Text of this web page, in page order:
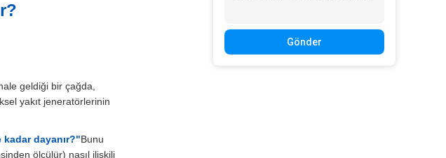
geldiği bir çağda,
yakıt jeneratörlerinin
dayanır?"Bunu
ölçülür) nasıl ilişkili
Gönder